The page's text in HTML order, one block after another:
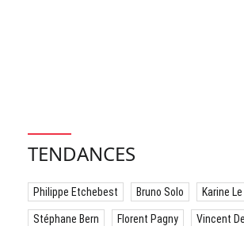
TENDANCES
Philippe Etchebest Bruno Solo Karine
Stéphane Bern Florent Pagny Vincent